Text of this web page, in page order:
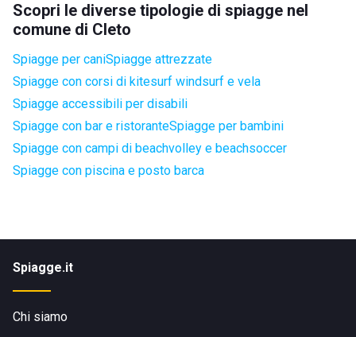
Scopri le diverse tipologie di spiagge nel
comune di Cleto
Spiagge per caniSpiagge attrezzate
Spiagge con corsi di kitesurf windsurf e vela
Spiagge accessibili per disabili
Spiagge con bar e ristoranteSpiagge per bambini
Spiagge con campi di beachvolley e beachsoccer
Spiagge con piscina e posto barca
Spiagge.it
Chi siamo